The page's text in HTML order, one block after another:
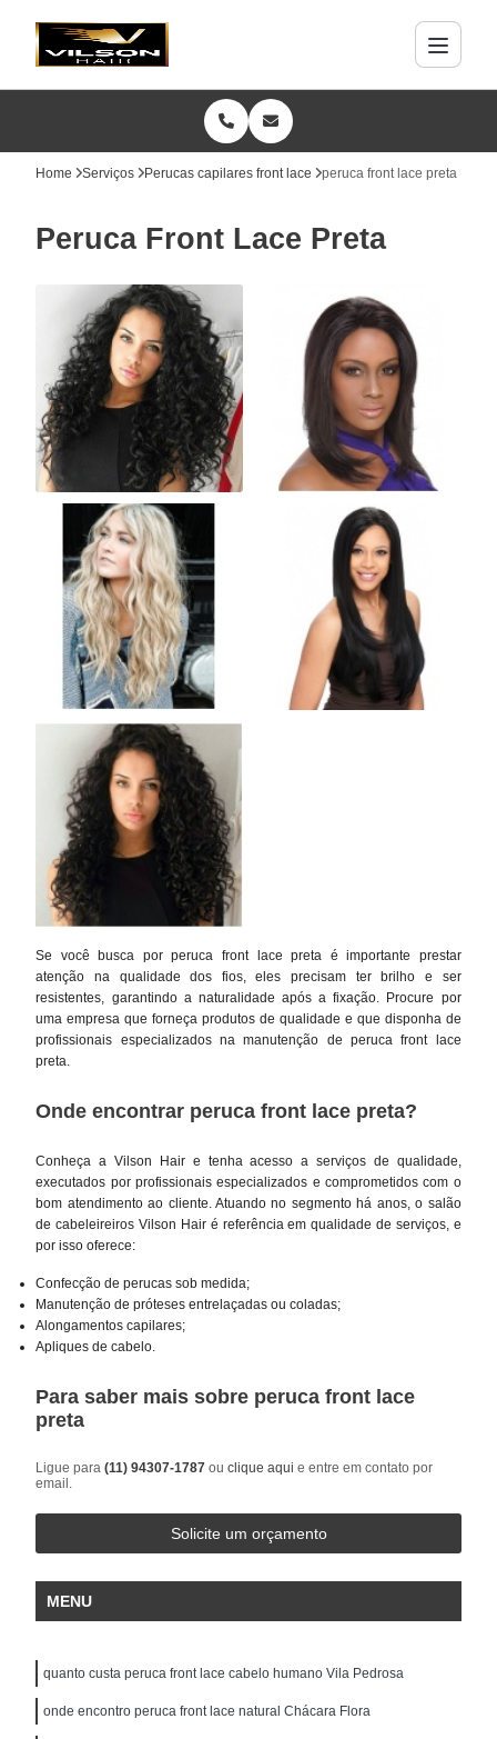
Home Serviços Perucas capilares front lace peruca front lace preta
Peruca Front Lace Preta
Se você busca por peruca front lace preta é importante prestar
atenção na qualidade dos fios, eles precisam ter brilho e ser
resistentes, garantindo a naturalidade após a fixação. Procure por
uma empresa que forneça produtos de qualidade e que disponha de
profissionais especializados na manutenção de peruca front lace
preta.
Onde encontrar peruca front lace preta?
Conheça a Vilson Hair e tenha acesso a serviços de qualidade,
executados por profissionais especializados e comprometidos com o
bom atendimento ao cliente. Atuando no segmento há anos, o salão
de cabeleireiros Vilson Hair é referência em qualidade de serviços, e
por isso oferece:
Confecção de perucas sob medida;
Manutenção de próteses entrelaçadas ou coladas;
Alongamentos capilares;
Apliques de cabelo.
Para saber mais sobre peruca front lace
preta
Ligue para(11) 94307-1787ouclique aqui e entre em contato por
email.
Solicite um orçamento
MENU
quanto custa peruca front lace cabelo humano Vila Pedrosa
onde encontro peruca front lace natural Chácara Flora